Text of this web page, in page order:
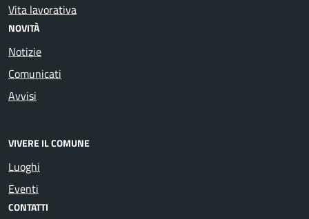
Vita lavorativa
NOVITÀ
Notizie
Comunicati
Avvisi
VIVERE IL COMUNE
Luoghi
Eventi
CONTATTI